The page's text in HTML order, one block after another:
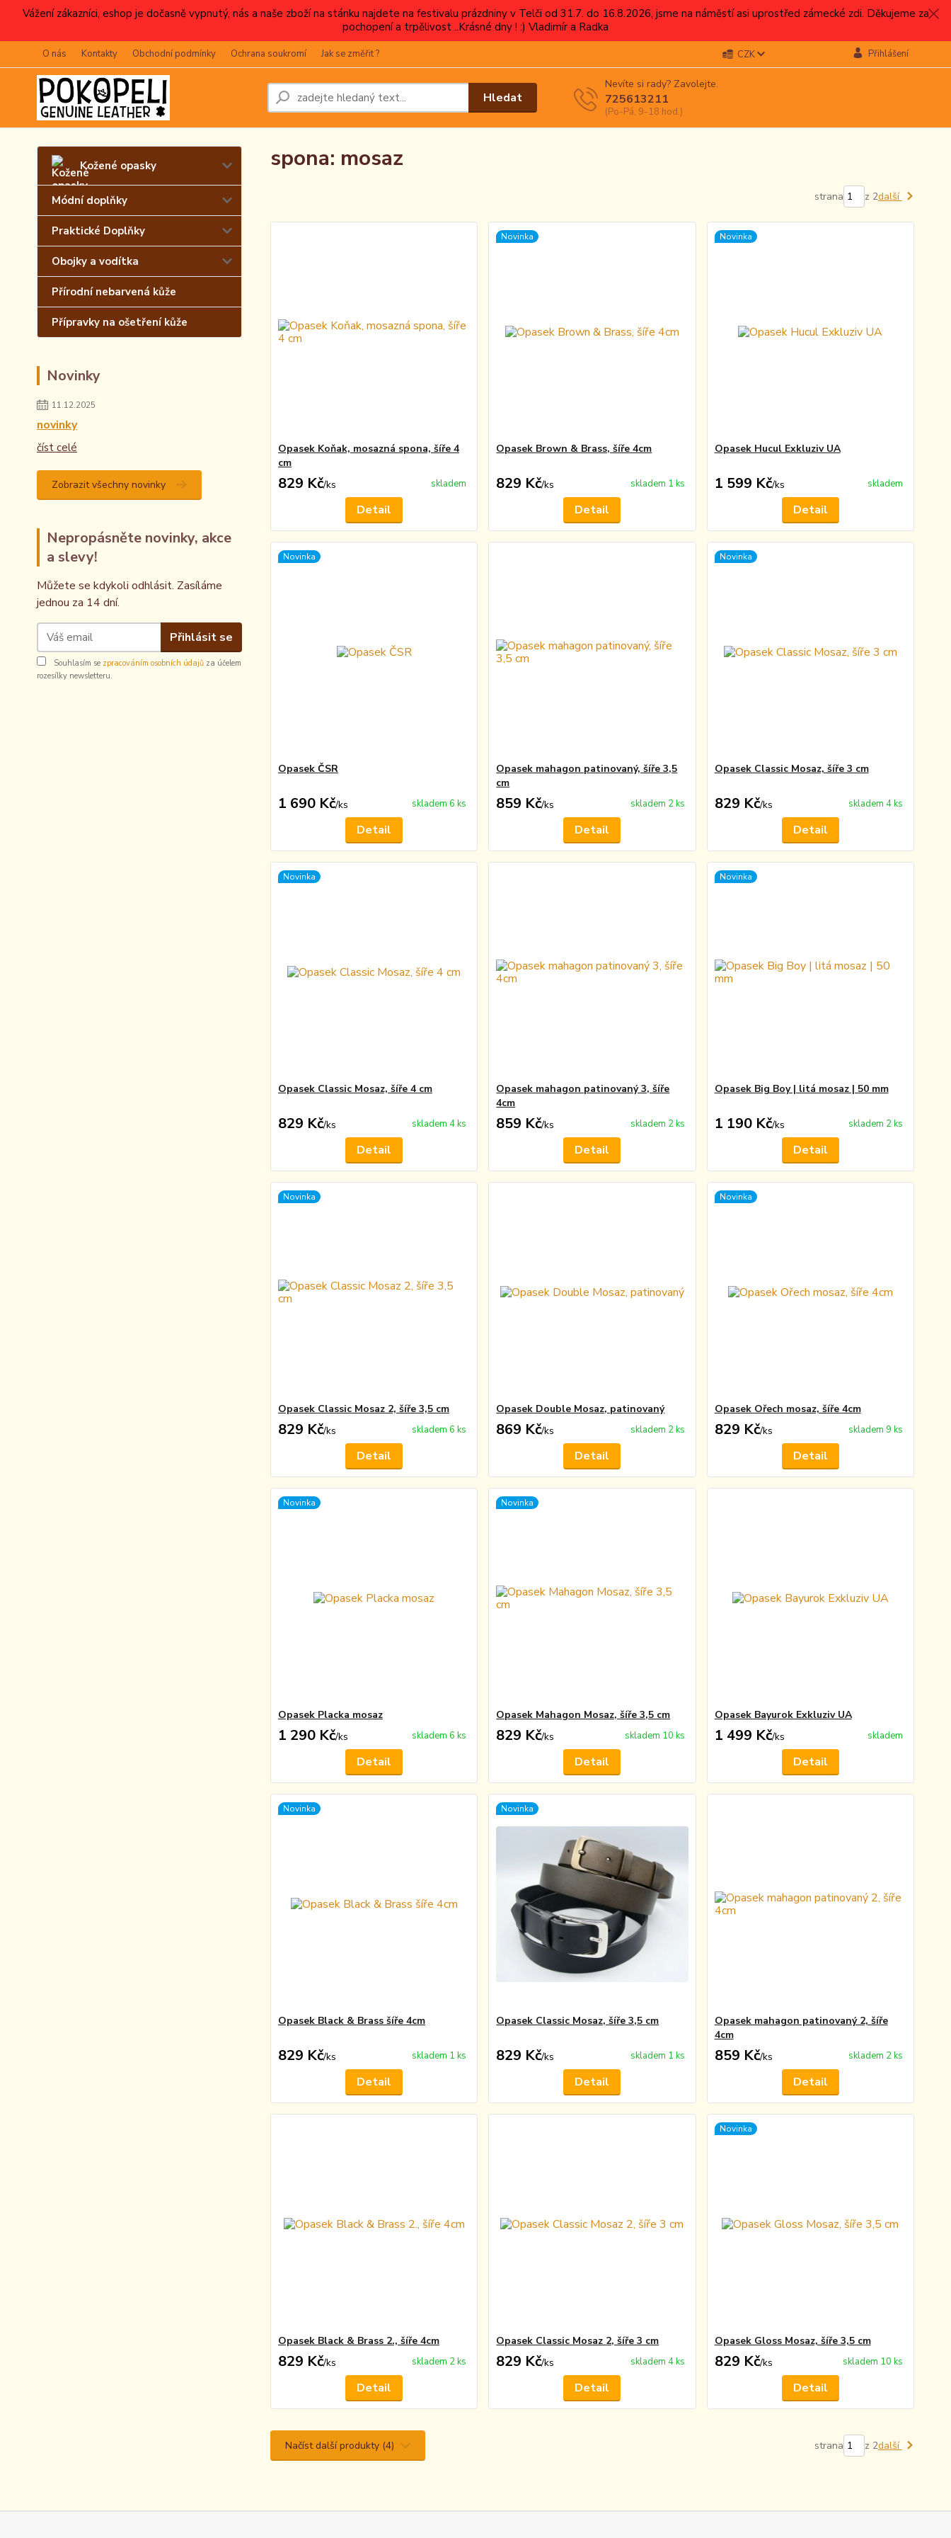
Vážení zákazníci, eshop je dočasně vypnutý, nás a naše zboží na stánku najdete na festivalu prázdniny v Telči od 31.7. do 16.8.2026, jsme na náměstí asi uprostřed zámecké zdi. Děkujeme za
pochopení a trpělivost ..Krásné dny ! :) Vladimír a Radka
O nás Kontakty Obchodní podmínky Ochrana soukromí Jak se změřit ? CZK Přihlášení
Hledat
Nevíte si rady? Zavolejte.
725613211
(Po-Pá, 9-18 hod.)
Kožené opasky
Módní doplňky
Praktické Doplňky
Obojky a vodítka
Přírodní nebarvená kůže
Přípravky na ošetření kůže
Novinky
11.12.2025
novinky
číst celé
Zobrazit všechny novinky
Nepropásněte novinky, akce
a slevy!
Můžete se kdykoli odhlásit. Zasíláme
jednou za 14 dní.
Přihlásit se
Souhlasím se zpracováním osobních údajů za účelem
rozesílky newsletteru.
spona: mosaz
strana z 2další
Opasek Koňak, mosazná spona, šíře 4
cm
829 Kč/ks skladem
Detail
Novinka
Opasek Brown & Brass, šíře 4cm
829 Kč/ks skladem 1 ks
Detail
Novinka
Opasek Hucul Exkluziv UA
1 599 Kč/ks skladem
Detail
Novinka
Opasek ČSR
1 690 Kč/ks skladem 6 ks
Detail
Opasek mahagon patinovaný, šíře 3,5
cm
859 Kč/ks skladem 2 ks
Detail
Novinka
Opasek Classic Mosaz, šíře 3 cm
829 Kč/ks skladem 4 ks
Detail
Novinka
Opasek Classic Mosaz, šíře 4 cm
829 Kč/ks skladem 4 ks
Detail
Opasek mahagon patinovaný 3, šíře
4cm
859 Kč/ks skladem 2 ks
Detail
Novinka
Opasek Big Boy | litá mosaz | 50 mm
1 190 Kč/ks skladem 2 ks
Detail
Novinka
Opasek Classic Mosaz 2, šíře 3,5 cm
829 Kč/ks skladem 6 ks
Detail
Opasek Double Mosaz, patinovaný
869 Kč/ks skladem 2 ks
Detail
Novinka
Opasek Ořech mosaz, šíře 4cm
829 Kč/ks skladem 9 ks
Detail
Novinka
Opasek Placka mosaz
1 290 Kč/ks skladem 6 ks
Detail
Novinka
Opasek Mahagon Mosaz, šíře 3,5 cm
829 Kč/ks skladem 10 ks
Detail
Opasek Bayurok Exkluziv UA
1 499 Kč/ks skladem
Detail
Novinka
Opasek Black & Brass šíře 4cm
829 Kč/ks skladem 1 ks
Detail
Novinka
Opasek Classic Mosaz, šíře 3,5 cm
829 Kč/ks skladem 1 ks
Detail
Opasek mahagon patinovaný 2, šíře
4cm
859 Kč/ks skladem 2 ks
Detail
Opasek Black & Brass 2., šíře 4cm
829 Kč/ks skladem 2 ks
Detail
Opasek Classic Mosaz 2, šíře 3 cm
829 Kč/ks skladem 4 ks
Detail
Novinka
Opasek Gloss Mosaz, šíře 3,5 cm
829 Kč/ks skladem 10 ks
Detail
Načíst další produkty (4) strana z 2další